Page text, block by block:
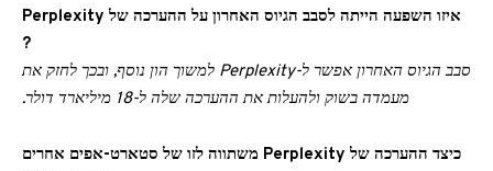
איזו השפעה הייתה לסבב הגיוס האחרון על ההערכה של Perplexity
?
סבב הגיוס האחרון אפשר ל-Perplexity למשוך הון נוסף, ובכך לחזק את
מעמדה בשוק ולהעלות את ההערכה שלה ל-18 מיליארד דולר.
כיצד ההערכה של Perplexity משתווה לזו של סטארט-אפים אחרים